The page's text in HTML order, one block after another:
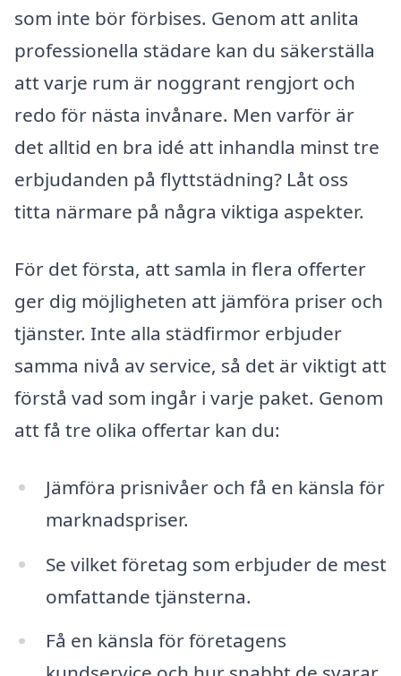
som inte bör förbises. Genom att anlita
professionella städare kan du säkerställa
att varje rum är noggrant rengjort och
redo för nästa invånare. Men varför är
det alltid en bra idé att inhandla minst tre
erbjudanden på flyttstädning? Låt oss
titta närmare på några viktiga aspekter.
För det första, att samla in flera offerter
ger dig möjligheten att jämföra priser och
tjänster. Inte alla städfirmor erbjuder
samma nivå av service, så det är viktigt att
förstå vad som ingår i varje paket. Genom
att få tre olika offertar kan du:
Jämföra prisnivåer och få en känsla för
marknadspriser.
Se vilket företag som erbjuder de mest
omfattande tjänsterna.
Få en känsla för företagens